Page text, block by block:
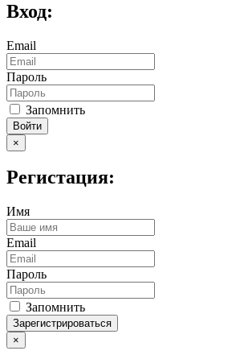
Вход:
Email
Пароль
Запомнить
Войти
×
Регистация:
Имя
Email
Пароль
Запомнить
Зарегистрироваться
×